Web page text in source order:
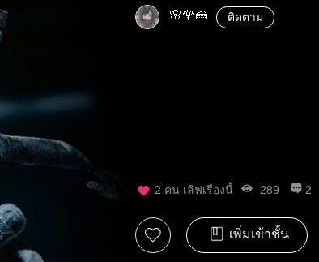
🌸🌹🍰 ติดตาม
2 คน เลิฟเรื่องนี้ 289 2
เพิ่มเข้าชั้น